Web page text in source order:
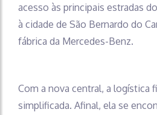
acesso às principais estradas
à cidade de São Bernardo do
fábrica da Mercedes-Benz.
Com a nova central, a logística
simplificada. Afinal, ela se